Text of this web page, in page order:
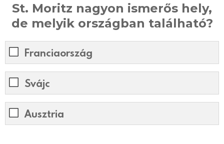
St. Moritz nagyon ismerős hely,
de melyik országban található?
Franciaország
Svájc
Ausztria